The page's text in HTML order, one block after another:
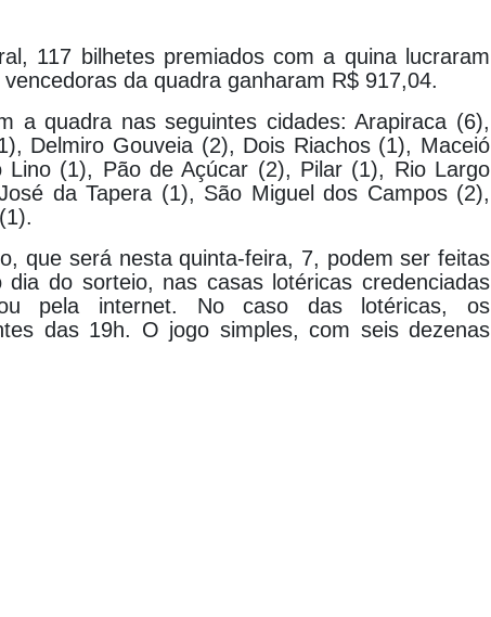
117 bilhetes premiados com a quina lucraram
da quadra ganharam R$ 917,04.
a quadra nas seguintes cidades: Arapiraca (6),
Delmiro Gouveia (2), Dois Riachos (1), Maceió
(1), Pão de Açúcar (2), Pilar (1), Rio Largo
da Tapera (1), São Miguel dos Campos (2),
que será nesta quinta-feira, 7, podem ser feitas
do sorteio, nas casas lotéricas credenciadas
pela internet. No caso das lotéricas, os
das 19h. O jogo simples, com seis dezenas